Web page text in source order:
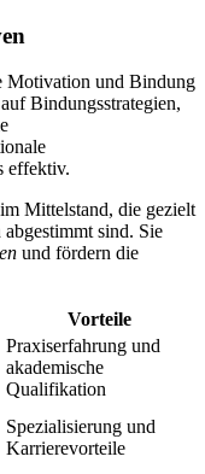
Motivation und Bindung
Bindungsstrategien,
effektiv.
Mittelstand, die gezielt
sind. Sie
und fördern die
Vorteile
Praxiserfahrung und
akademische
Qualifikation
Spezialisierung und
Karrierevorteile